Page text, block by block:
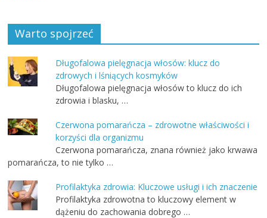
Warto spojrzeć
Długofalowa pielęgnacja włosów: klucz do
zdrowych i lśniących kosmyków
Długofalowa pielęgnacja włosów to klucz do ich
zdrowia i blasku, …
Czerwona pomarańcza – zdrowotne właściwości i
korzyści dla organizmu
Czerwona pomarańcza, znana również jako krwawa
pomarańcza, to nie tylko …
Profilaktyka zdrowia: Kluczowe usługi i ich znaczenie
Profilaktyka zdrowotna to kluczowy element w
dążeniu do zachowania dobrego …